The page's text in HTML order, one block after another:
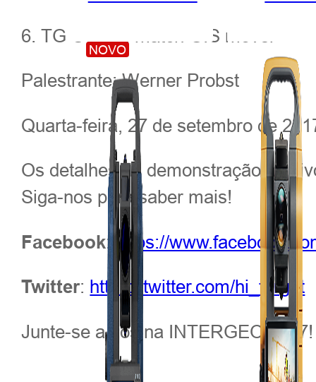
NOVO
6. TG Control match GIS móvel
Palestrante: Werner Probst
Quarta-feira, 27 de setembro de
Os detalhes da demonstração ao
Siga-nos para saber mais!
Facebook: https://
Twitter: https://twitter.com/hi_target
Junte-se a nós na INTERGEO 2017!